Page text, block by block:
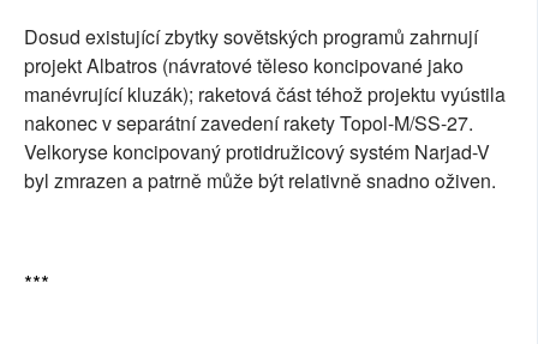
Dosud existující zbytky sovětských programů zahrnují
projekt Albatros (návratové těleso koncipované jako
manévrující kluzák); raketová část téhož projektu vyústila
nakonec v separátní zavedení rakety Topol-M/SS-27.
Velkoryse koncipovaný protidružicový systém Narjad-V
byl zmrazen a patrně může být relativně snadno oživen.
***